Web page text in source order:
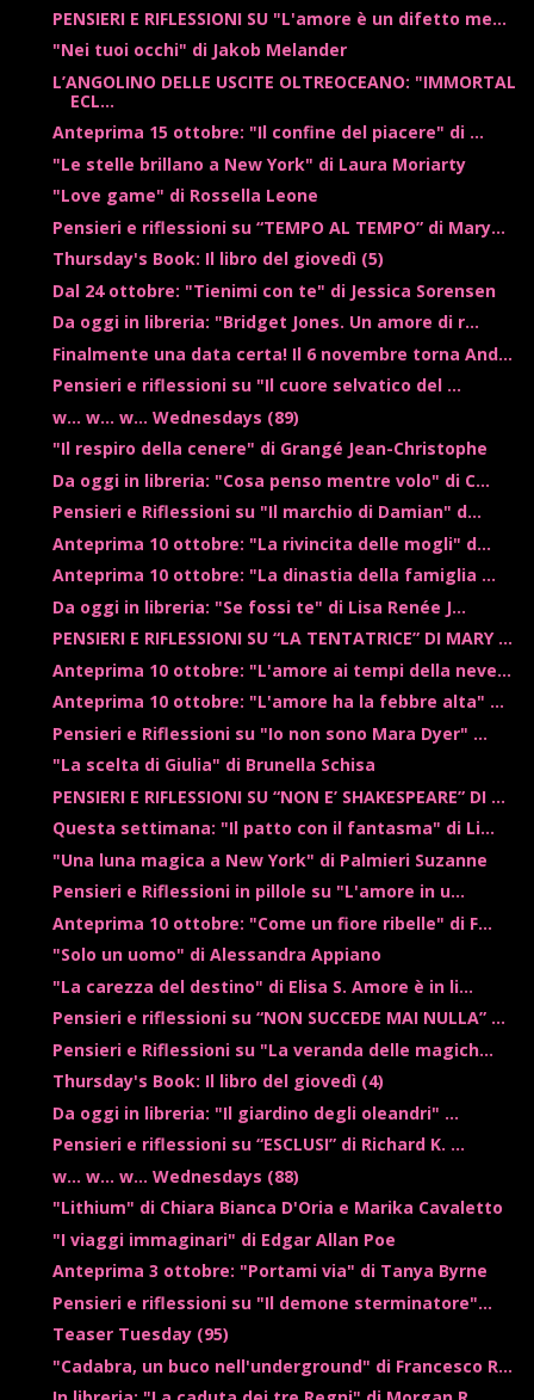
PENSIERI E RIFLESSIONI SU "L'amore è un difetto me...
"Nei tuoi occhi" di Jakob Melander
L’ANGOLINO DELLE USCITE OLTREOCEANO: "IMMORTAL
ECL...
Anteprima 15 ottobre: "Il confine del piacere" di ...
"Le stelle brillano a New York" di Laura Moriarty
"Love game" di Rossella Leone
Pensieri e riflessioni su “TEMPO AL TEMPO” di Mary...
Thursday's Book: Il libro del giovedì (5)
Dal 24 ottobre: "Tienimi con te" di Jessica Sorensen
Da oggi in libreria: "Bridget Jones. Un amore di r...
Finalmente una data certa! Il 6 novembre torna And...
Pensieri e riflessioni su "Il cuore selvatico del ...
w... w... w... Wednesdays (89)
"Il respiro della cenere" di Grangé Jean-Christophe
Da oggi in libreria: "Cosa penso mentre volo" di C...
Pensieri e Riflessioni su "Il marchio di Damian" d...
Anteprima 10 ottobre: "La rivincita delle mogli" d...
Anteprima 10 ottobre: "La dinastia della famiglia ...
Da oggi in libreria: "Se fossi te" di Lisa Renée J...
PENSIERI E RIFLESSIONI SU “LA TENTATRICE” DI MARY ...
Anteprima 10 ottobre: "L'amore ai tempi della neve...
Anteprima 10 ottobre: "L'amore ha la febbre alta" ...
Pensieri e Riflessioni su "Io non sono Mara Dyer" ...
"La scelta di Giulia" di Brunella Schisa
PENSIERI E RIFLESSIONI SU “NON E’ SHAKESPEARE” DI ...
Questa settimana: "Il patto con il fantasma" di Li...
"Una luna magica a New York" di Palmieri Suzanne
Pensieri e Riflessioni in pillole su "L'amore in u...
Anteprima 10 ottobre: "Come un fiore ribelle" di F...
"Solo un uomo" di Alessandra Appiano
"La carezza del destino" di Elisa S. Amore è in li...
Pensieri e riflessioni su “NON SUCCEDE MAI NULLA” ...
Pensieri e Riflessioni su "La veranda delle magich...
Thursday's Book: Il libro del giovedì (4)
Da oggi in libreria: "Il giardino degli oleandri" ...
Pensieri e riflessioni su “ESCLUSI” di Richard K. ...
w... w... w... Wednesdays (88)
"Lithium" di Chiara Bianca D'Oria e Marika Cavaletto
"I viaggi immaginari" di Edgar Allan Poe
Anteprima 3 ottobre: "Portami via" di Tanya Byrne
Pensieri e riflessioni su "Il demone sterminatore"...
Teaser Tuesday (95)
"Cadabra, un buco nell'underground" di Francesco R...